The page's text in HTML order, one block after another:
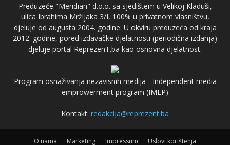
Preduzeće "Meridian" d.o.o. sa sjedištem u Velikoj Kladuši,
ulica Ibrahima Mržljaka 3/I, 100% u privatnom vlasništvu,
djeluje od augusta 2004. godine. U okviru preduzeća od kraja
2012. godine, pored izdavačke djelatnosti (periodična izdanja)
djeluje portal ReprezenT.ba kao osnovna djelatnost.
Program osnaživanja nezavisnih medija - Independent media
emprowerment program (IMEP)
Kontakt: redakcija@reprezent.ba
O nama Marketing Impressum Uslovi korištenja